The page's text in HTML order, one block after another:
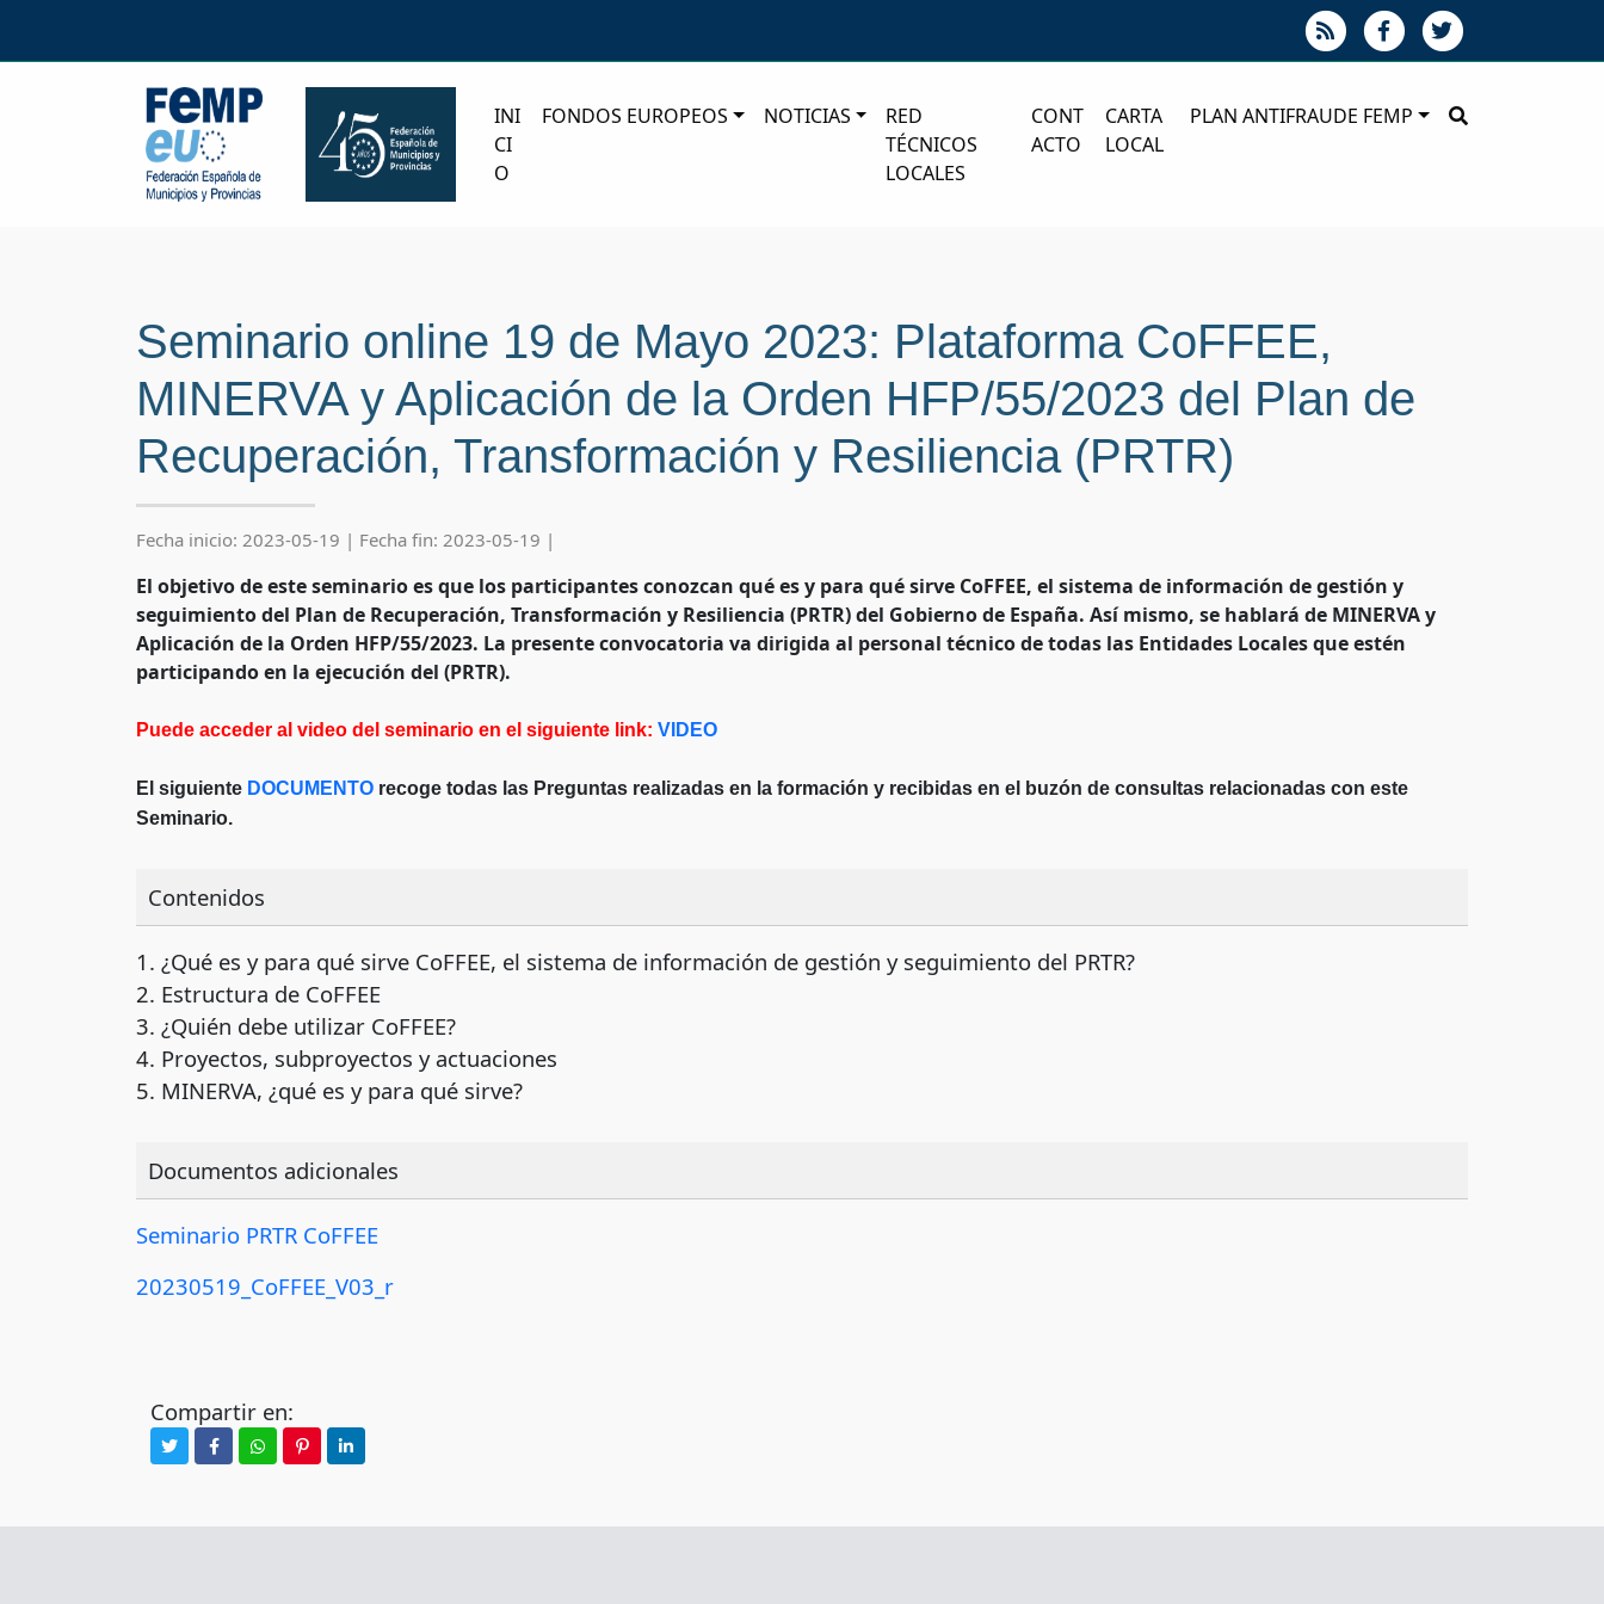
INI
CI
O
FONDOS EUROPEOS NOTICIAS
RED
TÉCNICOS
LOCALES
CONT
ACTO
CARTA
LOCAL
PLAN ANTIFRAUDE FEMP
Seminario online 19 de Mayo 2023: Plataforma CoFFEE,
MINERVA y Aplicación de la Orden HFP/55/2023 del Plan de
Recuperación, Transformación y Resiliencia (PRTR)
Fecha inicio: 2023-05-19 | Fecha fin: 2023-05-19 |
El objetivode este seminario es que los participantes conozcan qué es y para qué sirve CoFFEE, el sistema de información de gestión y
seguimiento del Plan de Recuperación, Transformación y Resiliencia (PRTR) del Gobierno de España. Así mismo, se hablará de MINERVA y
Aplicación de la Orden HFP/55/2023. La presente convocatoria va dirigida al personal técnico de todas las Entidades Localesque estén
participando en la ejecución del (PRTR).
Puede acceder al video del seminario en el siguiente link: VIDEO
El siguiente DOCUMENTO recoge todas las Preguntas realizadas en la formación y recibidas en el buzón de consultas relacionadas con este
Seminario.
Contenidos
1. ¿Qué es y para qué sirve CoFFEE, el sistema de información de gestión y seguimiento del PRTR?
2. Estructura de CoFFEE
3. ¿Quién debe utilizar CoFFEE?
4. Proyectos, subproyectos y actuaciones
5. MINERVA, ¿qué es y para qué sirve?
Documentos adicionales
Seminario PRTR CoFFEE
20230519_CoFFEE_V03_r
Compartir en: